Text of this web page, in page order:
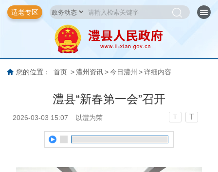
适老专区
您的位置： 首页 > 澧州资讯 > 今日澧州 > 详细内容
澧县“新春第一会”召开
2026-03-03 15:07 以澧为荣 T T